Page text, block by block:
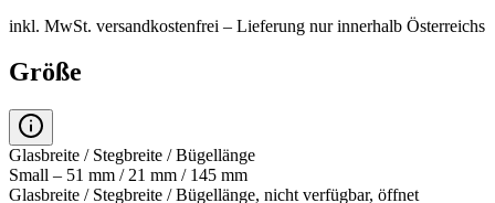
inkl. MwSt. versandkostenfrei – Lieferung nur innerhalb Österreichs
Größe
Glasbreite / Stegbreite / Bügellänge
Small – 51 mm / 21 mm / 145 mm
Glasbreite / Stegbreite / Bügellänge, nicht verfügbar, öffnet